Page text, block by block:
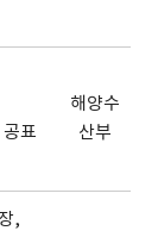
표
해양수
산부
,